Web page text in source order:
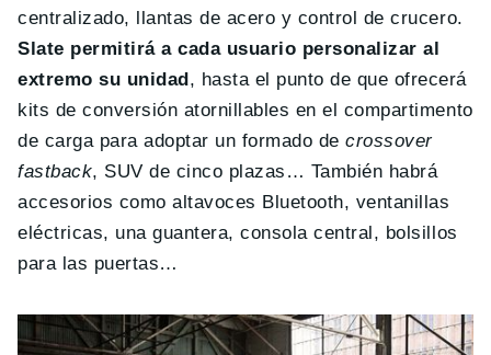
centralizado, llantas de acero y control de crucero.
Slate permitirá a cada usuario personalizar al
extremo su unidad , hasta el punto de que ofrecerá
kits de conversión atornillables en el compartimento
de carga para adoptar un formado decrossover
fastback, SUV de cinco plazas… También habrá
accesorios como altavoces Bluetooth, ventanillas
eléctricas, una guantera, consola central, bolsillos
para las puertas…